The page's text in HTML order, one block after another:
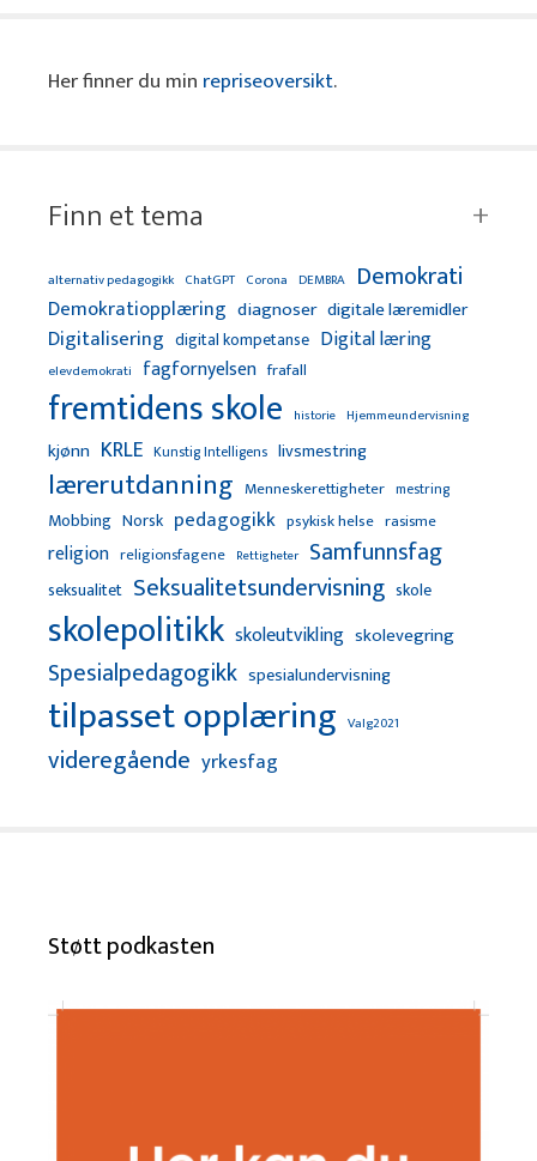
Her finner du min repriseoversikt.
Finn et tema
alternativ pedagogikk ChatGPT Corona DEMBRA Demokrati
Demokratiopplæring diagnoser digitale læremidler
Digitalisering digital kompetanse Digital læring
elevdemokrati fagfornyelsen frafall
fremtidens skole historie Hjemmeundervisning
kjønn KRLE Kunstig Intelligens livsmestring
lærerutdanning Menneskerettigheter mestring
Mobbing Norsk pedagogikk psykisk helse rasisme
religion religionsfagene Rettigheter Samfunnsfag
seksualitet Seksualitetsundervisning skole
skolepolitikk skoleutvikling skolevegring
Spesialpedagogikk spesialundervisning
tilpasset opplæring Valg2021
videregående yrkesfag
Støtt podkasten